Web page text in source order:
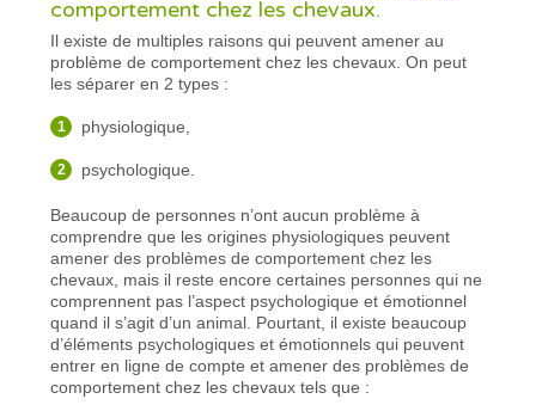
comportement chez les chevaux.
Il existe de multiples raisons qui peuvent amener au
problème de comportement chez les chevaux. On peut
les séparer en 2 types :
physiologique,
psychologique.
Beaucoup de personnes n’ont aucun problème à
comprendre que les origines physiologiques peuvent
amener des problèmes de comportement chez les
chevaux, mais il reste encore certaines personnes qui ne
comprennent pas l’aspect psychologique et émotionnel
quand il s’agit d’un animal. Pourtant, il existe beaucoup
d’éléments psychologiques et émotionnels qui peuvent
entrer en ligne de compte et amener des problèmes de
comportement chez les chevaux tels que :